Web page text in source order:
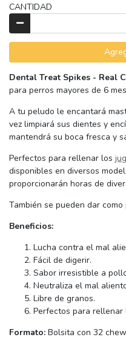
CANTIDAD
Dental Treat Spikes - Real
para perros mayores de 6
A tu peludo le encantará
vez limpiará sus dientes y
mantendrá su boca fresca y
Perfectos para rellenar los
disponibles en diversos
proporcionarán horas de
También se pueden dar
Beneficios:
Lucha contra el mal
Fácil de digerir.
Sabor irresistible a
Neutraliza el mal
Libre de granos.
Perfectos para rellenar
Formato: Bolsita con 32